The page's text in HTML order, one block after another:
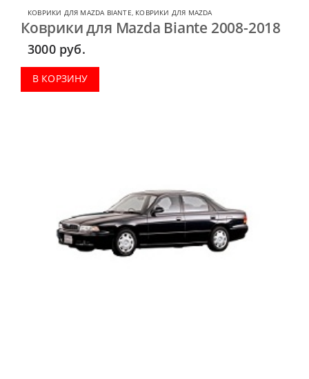
КОВРИКИ ДЛЯ MAZDA BIANTE, КОВРИКИ ДЛЯ MAZDA
Коврики для Mazda Biante 2008-2018
3000 руб.
В КОРЗИНУ